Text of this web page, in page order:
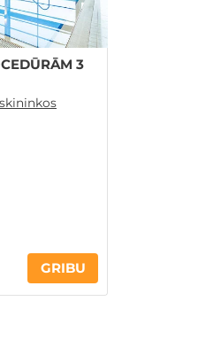
3
GRIBU